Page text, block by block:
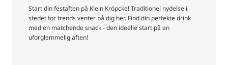
Start din festaften på Klein Kröpcke! Traditionel nydelse i
stedet for trends venter på dig her. Find din perfekte drink
med en matchende snack - den ideelle start på en
uforglemmelig aften!